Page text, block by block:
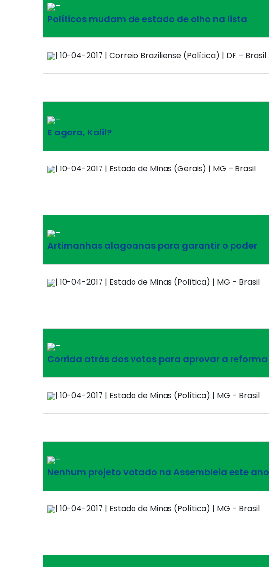
–
Políticos mudam de estado de olho na lista
| 10-04-2017 | Correio Braziliense (Política) | DF – Brasil
–
E agora, Kalil?
| 10-04-2017 | Estado de Minas (Gerais) | MG – Brasil
–
Artimanhas alagoanas para garantir o poder
| 10-04-2017 | Estado de Minas (Política) | MG – Brasil
–
Corrida atrás dos votos para aprovar a reforma
| 10-04-2017 | Estado de Minas (Política) | MG – Brasil
–
Nenhum projeto votado na Assembleia este ano
| 10-04-2017 | Estado de Minas (Política) | MG – Brasil